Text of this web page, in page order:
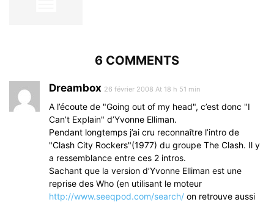
6 COMMENTS
Dreambox 26 février 2008 At 18 h 51 min
A l’écoute de "Going out of my head", c’est donc "I
Can’t Explain" d’Yvonne Elliman.
Pendant longtemps j’ai cru reconnaître l’intro de
"Clash City Rockers"(1977) du groupe The Clash. Il y
a ressemblance entre ces 2 intros.
Sachant que la version d’Yvonne Elliman est une
reprise des Who (en utilisant le moteur
http://www.seeqpod.com/search/ on retrouve aussi